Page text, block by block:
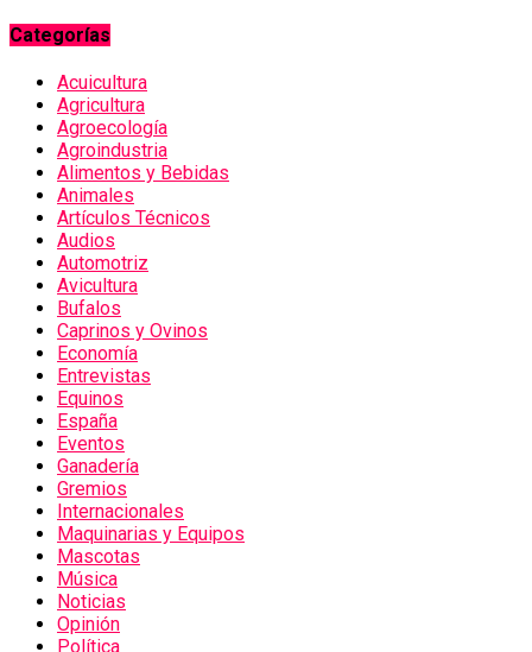
Categorías
Acuicultura
Agricultura
Agroecología
Agroindustria
Alimentos y Bebidas
Animales
Artículos Técnicos
Audios
Automotriz
Avicultura
Bufalos
Caprinos y Ovinos
Economía
Entrevistas
Equinos
España
Eventos
Ganadería
Gremios
Internacionales
Maquinarias y Equipos
Mascotas
Música
Noticias
Opinión
Política